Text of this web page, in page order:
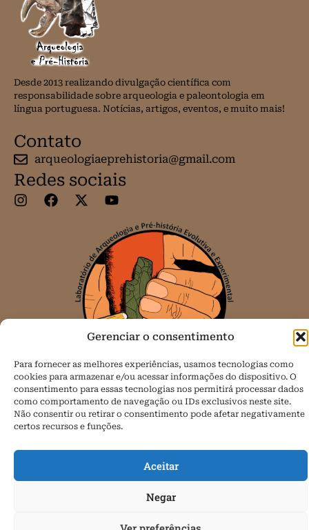
Gerenciar o consentimento
Para fornecer as melhores experiências, usamos tecnologias como
cookies para armazenar e/ou acessar informações do dispositivo. O
consentimento para essas tecnologias nos permitirá processar dados
como comportamento de navegação ou IDs exclusivos neste site.
Não consentir ou retirar o consentimento pode afetar negativamente
certos recursos e funções.
Aceitar
Negar
Desde 2013 realizando divulgação científica com
responsabilidade sobre arqueologia e paleontologia em
língua portuguesa. Notícias, artigos, eventos, e muito mais!
Contato
arqueologiaeprehistoria@gmail.com
Redes sociais
Todos os direitos reservados.
Política de Cookies (BR)